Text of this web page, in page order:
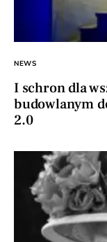
NEWS
I schron dla
budowlanym
2.0